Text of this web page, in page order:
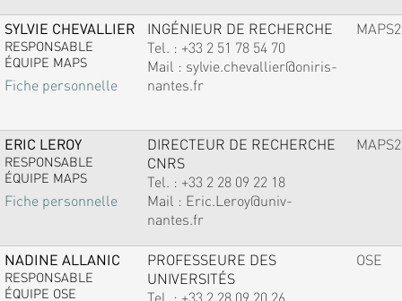
SYLVIE CHEVALLIER
RESPONSABLE
ÉQUIPE MAPS
Fiche personnelle
INGÉNIEUR DE RECHERCHE
Tel. : +33 2 51 78 54 70
Mail : sylvie.chevallier@oniris-
nantes.fr
MAPS2
ERIC LEROY
RESPONSABLE
ÉQUIPE MAPS
Fiche personnelle
DIRECTEUR DE RECHERCHE
CNRS
Tel. : +33 2 28 09 22 18
Mail : Eric.Leroy@univ-
nantes.fr
MAPS2
NADINE ALLANIC
RESPONSABLE
ÉQUIPE OSE
PROFESSEURE DES
UNIVERSITÉS
Tel. : +33 2 28 09 20 26
OSE